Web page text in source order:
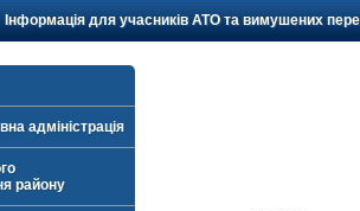
Інформація для учасників АТО та вимушених
адміністрація
району